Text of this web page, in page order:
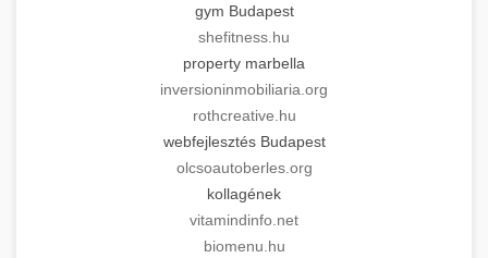
gym Budapest
shefitness.hu
property marbella
inversioninmobiliaria.org
rothcreative.hu
webfejlesztés Budapest
olcsoautoberles.org
kollagének
vitamindinfo.net
biomenu.hu